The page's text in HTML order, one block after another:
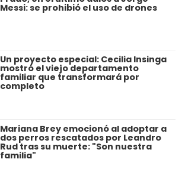
Messi: se prohibió el uso de drones
Un proyecto especial: Cecilia Insinga
mostró el viejo departamento
familiar que transformará por
completo
Mariana Brey emocionó al adoptar a
dos perros rescatados por Leandro
Rud tras su muerte: "Son nuestra
familia"